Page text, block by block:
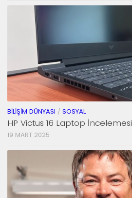
BILIŞIM DÜNYASI / SOSYAL
HP Victus 16 Laptop İncelemesi
19 MART 2025